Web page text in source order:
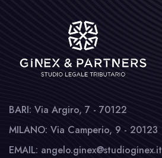
BARI: Via Argiro, 7 - 70122
MILANO: Via Camperio, 9 - 20123
EMAIL: angelo.ginex@studioginex.it